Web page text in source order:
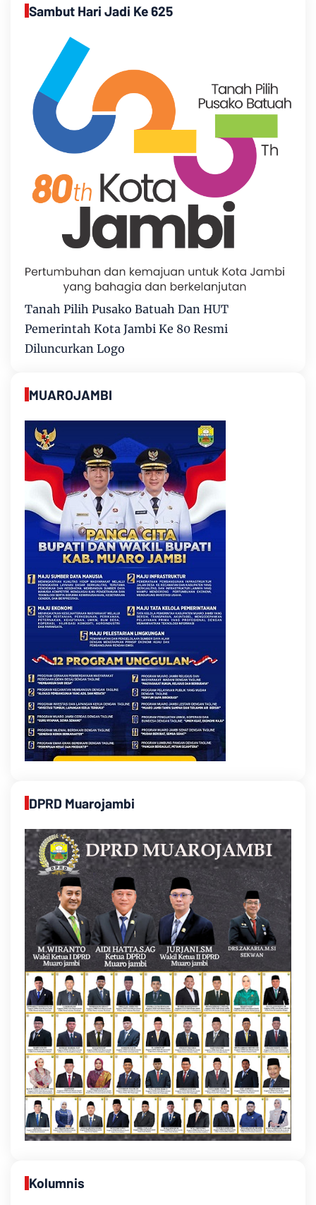
Sambut Hari Jadi Ke 625
Tanah Pilih Pusako Batuah Dan HUT
Pemerintah Kota Jambi Ke 80 Resmi
Diluncurkan Logo
MUAROJAMBI
DPRD Muarojambi
Kolumnis